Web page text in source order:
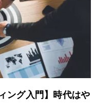
ング入門】時代はや